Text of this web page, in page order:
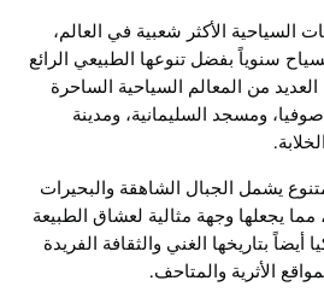
السياحية الأكثر شعبية في العالم،
سنوياً بفضل تنوعها الطبيعي الرائع
من المعالم السياحية الساحرة
ومسجد السليمانية، ومدينة
يشمل الجبال الشاهقة والبحيرات
مما يجعلها وجهة مثالية لعشاق الطبيعة
أيضاً بتاريخها الغني والثقافة الفريدة
الأثرية والمتاحف.